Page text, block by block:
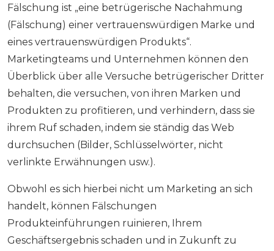
Fälschung ist „eine betrügerische Nachahmung
(Fälschung) einer vertrauenswürdigen Marke und
eines vertrauenswürdigen Produkts“.
Marketingteams und Unternehmen können den
Überblick über alle Versuche betrügerischer Dritter
behalten, die versuchen, von ihren Marken und
Produkten zu profitieren, und verhindern, dass sie
ihrem Ruf schaden, indem sie ständig das Web
durchsuchen (Bilder, Schlüsselwörter, nicht
verlinkte Erwähnungen usw.).
Obwohl es sich hierbei nicht um Marketing an sich
handelt, können Fälschungen
Produkteinführungen ruinieren, Ihrem
Geschäftsergebnis schaden und in Zukunft zu